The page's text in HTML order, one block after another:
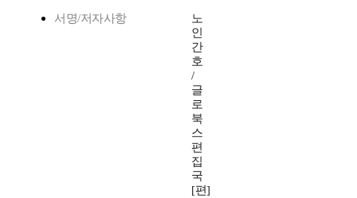
서명/저자사항
노
인
간
호
/
글
로
북
스
편
집
국
[편]